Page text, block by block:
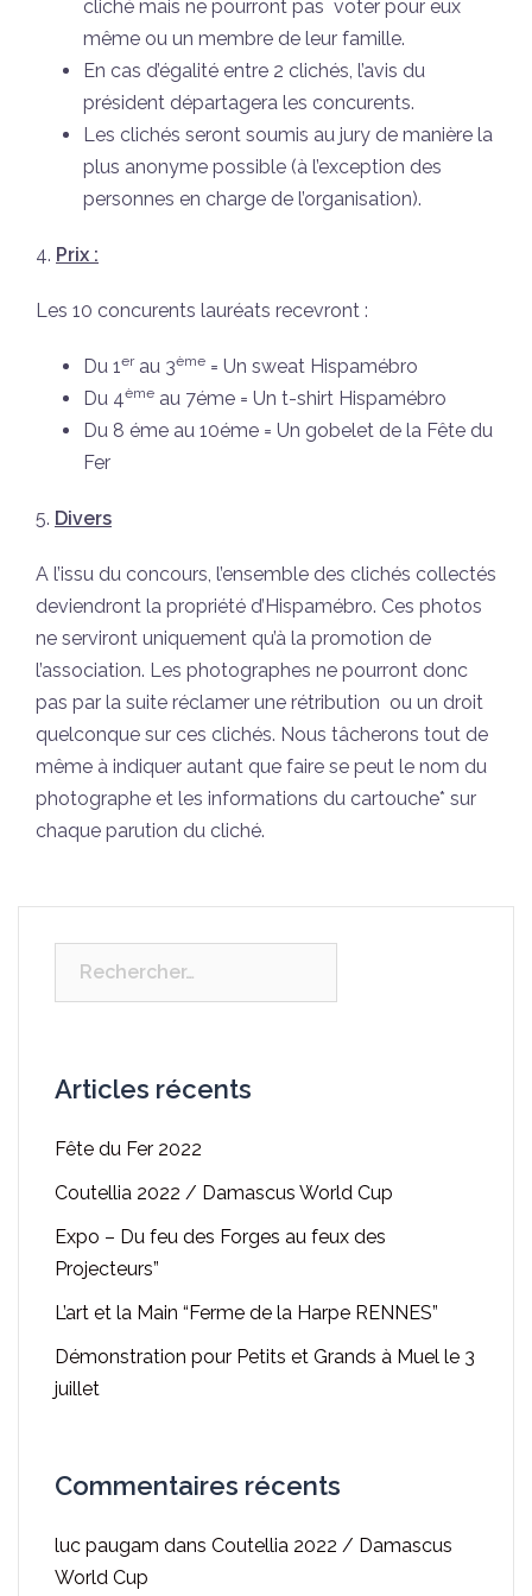
cliché mais ne pourront pas voter pour eux
même ou un membre de leur famille.
En cas d’égalité entre 2 clichés, l’avis du
président départagera les concurents.
Les clichés seront soumis au jury de manière la
plus anonyme possible (à l’exception des
personnes en charge de l’organisation).
4. Prix :
Les 10 concurents lauréats recevront :
Du 1erau 3ème = Un sweat Hispamébro
Du 4ème au 7éme = Un t-shirt Hispamébro
Du 8 éme au 10éme = Un gobelet de la Fête du
Fer
5. Divers
A l’issu du concours, l’ensemble des clichés collectés
deviendront la propriété d’Hispamébro. Ces photos
ne serviront uniquement qu’à la promotion de
l’association. Les photographes ne pourront donc
pas par la suite réclamer une rétribution ou un droit
quelconque sur ces clichés. Nous tâcherons tout de
même à indiquer autant que faire se peut le nom du
photographe et les informations du cartouche* sur
chaque parution du cliché.
Articles récents
Fête du Fer 2022
Coutellia 2022 / Damascus World Cup
Expo – Du feu des Forges au feux des
Projecteurs”
L’art et la Main “Ferme de la Harpe RENNES”
Démonstration pour Petits et Grands à Muel le 3
juillet
Commentaires récents
luc paugam dans Coutellia 2022 / Damascus
World Cup